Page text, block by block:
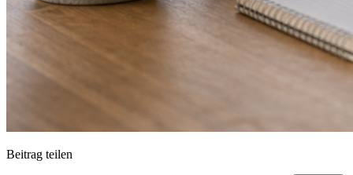
Beitrag teilen